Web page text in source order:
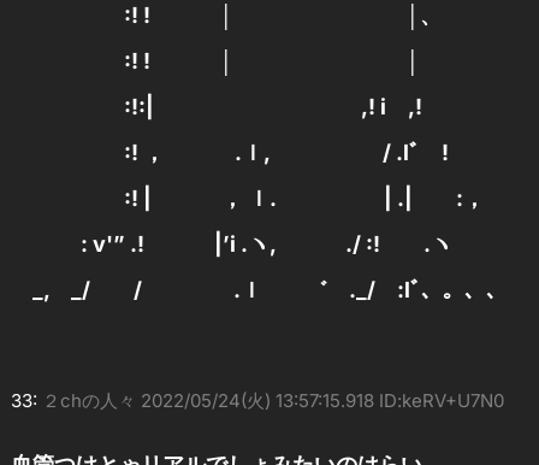
:! ! │ │、
:! ! │ │
:!:| ,! i ,!
:! ， .ｌ, / .lﾞ !
:! | ， ｌ. | .| :，
: v'” .! |’i .ヽ, ./ :! .ヽ
_, _/ / .ｌ ゛ ._/ :lﾞ、。、、
33: ２chの人々 2022/05/24(火) 13:57:15.918 ID:keRV+U7N0